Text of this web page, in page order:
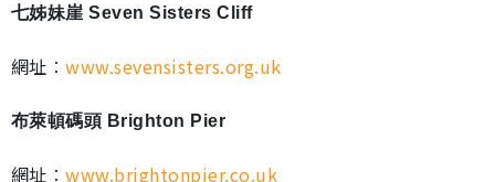
七姊妹崖 Seven Sisters Cliff
網址︰www.sevensisters.org.uk
布萊頓碼頭 Brighton Pier
網址︰www.brightonpier.co.uk